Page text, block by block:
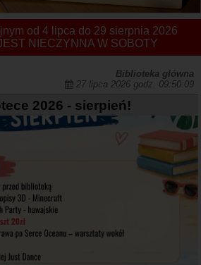
od 4 lipca do 29 sierpnia 2026
NIECZYNNA W SOBOTY
Biblioteka główna
27 lipca 2026 godz. 09:50:09
2026 - sierpień!